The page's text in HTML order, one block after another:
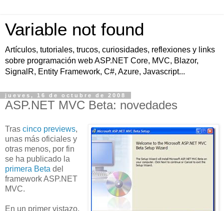
Variable not found
Artículos, tutoriales, trucos, curiosidades, reflexiones y links
sobre programación web ASP.NET Core, MVC, Blazor,
SignalR, Entity Framework, C#, Azure, Javascript...
jueves, 16 de octubre de 2008
ASP.NET MVC Beta: novedades
Tras cinco previews,
unas más oficiales y
otras menos, por fin
se ha publicado la
primera Beta del
framework ASP.NET
MVC.
En un primer vistazo,